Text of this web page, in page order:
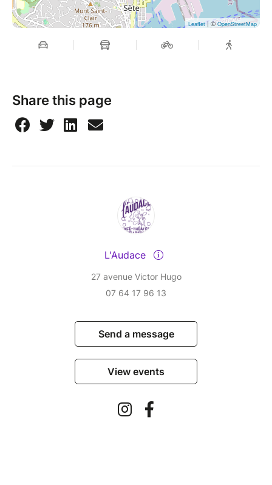
Leaflet| ©OpenStreetMap
Share this page
L'Audace
27 avenue Victor Hugo
07 64 17 96 13
Send a message
View events